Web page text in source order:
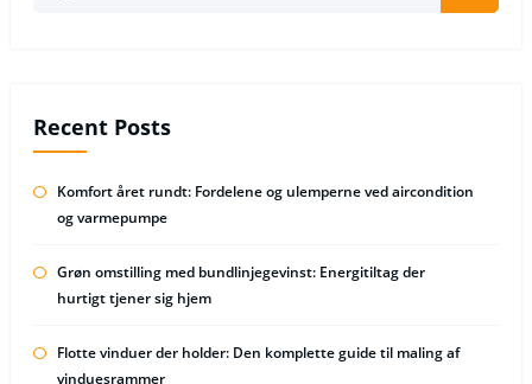
Recent Posts
Komfort året rundt: Fordelene og ulemperne ved aircondition
og varmepumpe
Grøn omstilling med bundlinjegevinst: Energitiltag der
hurtigt tjener sig hjem
Flotte vinduer der holder: Den komplette guide til maling af
vinduesrammer